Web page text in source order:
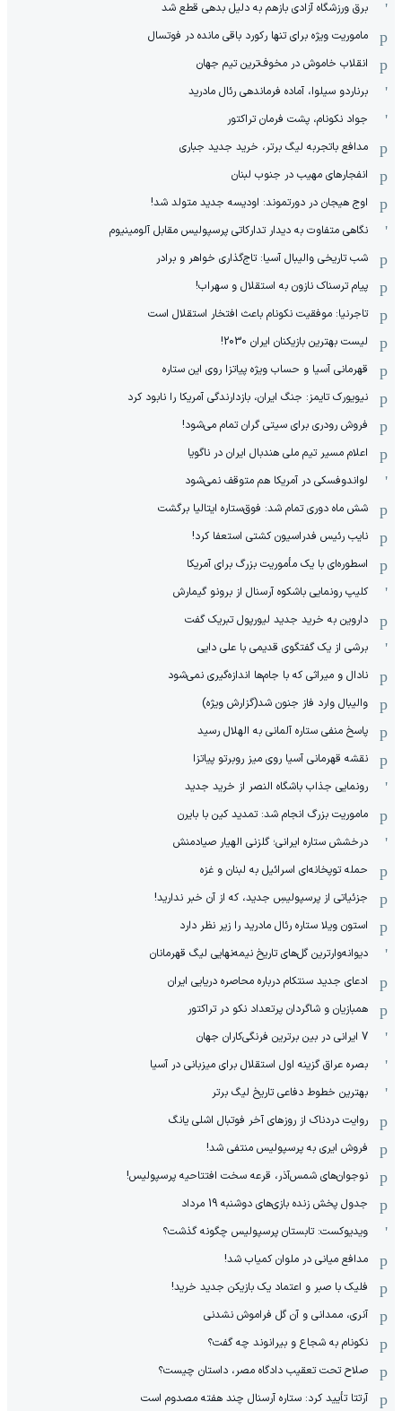
برق ورزشگاه آزادی بازهم به دلیل بدهی قطع شد
ماموریت ویژه برای تنها رکورد باقی مانده در فوتسال
انقلاب خاموش در مخوف‌‌ترین تیم جهان
برناردو سیلوا، آماده فرماندهی رئال مادرید
جواد نکونام، پشت فرمان تراکتور
مدافع باتجربه لیگ برتر، خرید جدید جباری
انفجارهای مهیب در جنوب لبنان
اوج هیجان در دورتموند: اودیسه جدید متولد شد!
نگاهی متفاوت به دیدار تدارکاتی پرسپولیس مقابل آلومینیوم
شب تاریخی والیبال آسیا: تاج‌گذاری خواهر و برادر
پیام ترسناک نازون به استقلال و سهراب!
تاجرنیا: موفقیت نکونام باعث افتخار استقلال است
لیست بهترین بازیکنان ایران 2030!
قهرمانی آسیا و حساب ویژه پیاتزا روی این ستاره
نیویورک تایمز: جنگ ایران، بازدارندگی آمریکا را نابود کرد
فروش رودری برای سیتی گران تمام می‌شود!
اعلام مسیر تیم ملی هندبال ایران در ناگویا
لواندوفسکی در آمریکا هم متوقف نمی‌شود
شش ماه دوری تمام شد: فوق‌ستاره ایتالیا برگشت
نایب رئیس فدراسیون کشتی استعفا کرد!
اسطوره‌ای با یک مأموریت بزرگ برای آمریکا
کلیپ رونمایی باشکوه آرسنال از برونو گیمارش
داروین به خرید جدید لیورپول تبریک گفت
برشی از یک گفتگوی قدیمی با علی دایی
نادال و میراثی که با جام‌ها اندازه‌گیری نمی‌شود
والیبال وارد فاز جنون شد(گزارش ویژه)
پاسخ منفی ستاره آلمانی به الهلال رسید
نقشه قهرمانی آسیا روی میز روبرتو پیاتزا
رونمایی جذاب باشگاه النصر از خرید جدید
ماموریت بزرگ انجام شد: تمدید کین با بایرن
درخشش ستاره ایرانی؛ گلزنی الهیار صیادمنش
حمله توپخانه‌ای اسرائیل به لبنان و غزه
جزئیاتی از پرسپولیسِ جدید، که از آن ‌خبر ندارید!
استون ویلا ستاره رئال مادرید را زیر نظر دارد
دیوانه‌وارترین گل‌های تاریخ نیمه‌نهایی لیگ قهرمانان
ادعای جدید سنتکام درباره محاصره دریایی ایران
همبازیان و شاگردان پرتعداد نکو در تراکتور
7 ایرانی در بین برترین فرنگی‌کاران جهان
بصره عراق گزینه اول استقلال برای میزبانی در آسیا
بهترین خطوط دفاعی تاریخ لیگ برتر
روایت دردناک از روزهای آخر فوتبال اشلی یانگ
فروش ایری به پرسپولیس منتفی شد!
نوجوان‌های شمس‌آذر، قرعه سخت افتتاحیه پرسپولیس!
جدول پخش زنده بازی‌های دوشنبه 19 مرداد
ویدیوکست: تابستان پرسپولیس چگونه گذشت؟
مدافع میانی در ملوان کمیاب شد!
فلیک با صبر و اعتماد یک بازیکن جدید خرید!
آنری، ممدانی و آن گل فراموش نشدنی
نکونام به شجاع و بیرانوند چه گفت؟
صلاح تحت تعقیب دادگاه مصر، داستان چیست؟
آرتتا تأیید کرد: ستاره آرسنال چند هفته مصدوم است